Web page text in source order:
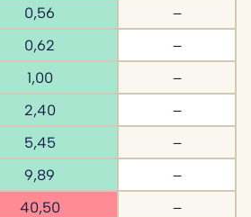
0,56
–
0,62
–
1,00
–
2,40
–
5,45
–
9,89
–
40,50
–